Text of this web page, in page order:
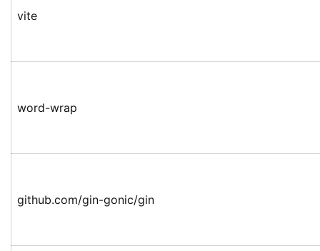
vite
word-wrap
github.com/gin-gonic/gin